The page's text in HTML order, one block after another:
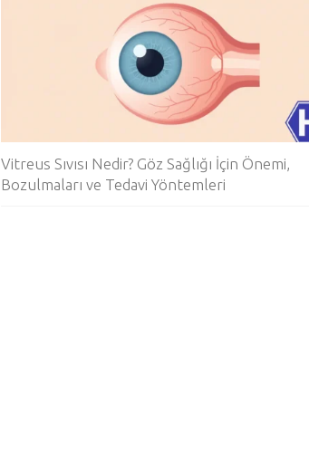
Vitreus Sıvısı Nedir? Göz Sağlığı İçin Önemi,
Bozulmaları ve Tedavi Yöntemleri